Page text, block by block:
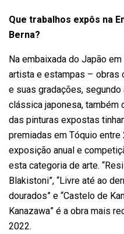
Que trabalhos expôs na
Berna?
Na embaixada do Japão
artista e estampas – obras
e suas gradações,
clássica japonesa, também
das pinturas expostas
premiadas em Tóquio
exposição anual e
esta categoria de arte.
Blakistoni”, “Livre até ao
dourados” e “Castelo de
Kanazawa” é a obra mais
2022.